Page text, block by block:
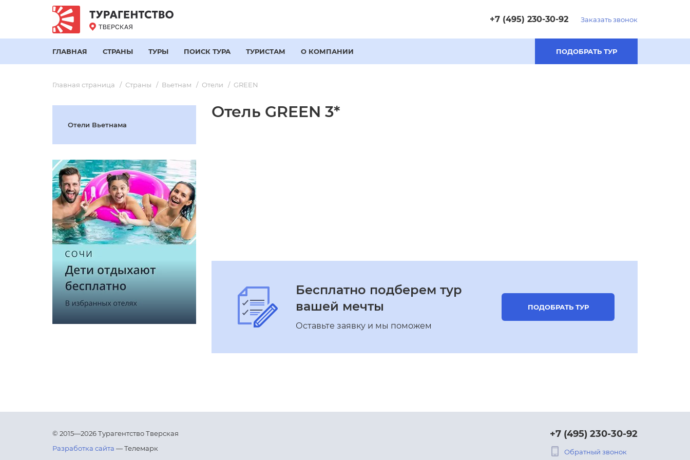
+7 (495) 230-30-92 Заказать звонок
ГЛАВНАЯ СТРАНЫ ТУРЫ ПОИСК ТУРА ТУРИСТАМ О КОМПАНИИ ПОДОБРАТЬ ТУР
Главная страница Страны Вьетнам Отели GREEN
Отели Вьетнама
Отель GREEN 3*
Бесплатно подберем тур
вашей мечты
Оставьте заявку и мы поможем
ПОДОБРАТЬ ТУР
© 2015—2026 Турагентство Тверская
Разработка сайта — Телемарк
+7 (495) 230-30-92
Обратный звонок